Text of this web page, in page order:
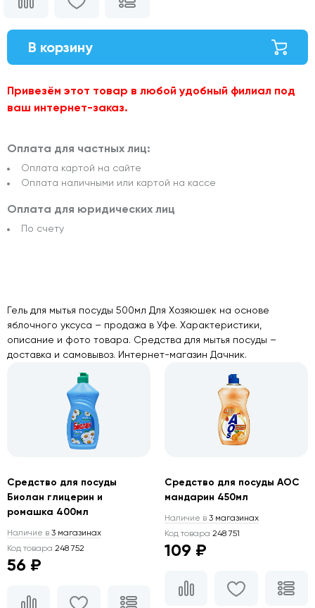
В корзину
Привезём этот товар в любой удобный филиал под
ваш интернет-заказ.
Оплата для частных лиц:
Оплата картой на сайте
Оплата наличными или картой на кассе
Оплата для юридических лиц
По счету
Гель для мытья посуды 500мл Для Хозяюшек на основе
яблочного уксуса – продажа в Уфе. Характеристики,
описание и фото товара. Средства для мытья посуды –
доставка и самовывоз. Интернет-магазин Дачник.
Средство для посуды
Биолан глицерин и
ромашка 400мл
Наличие в 3 магазинах
Код товара 248 752
56 ₽
Средство для посуды АОС
мандарин 450мл
Наличие в 3 магазинах
Код товара 248 751
109 ₽